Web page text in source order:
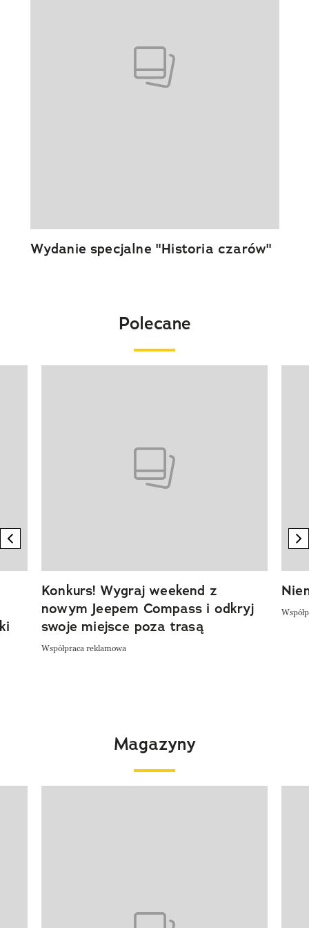
Wydanie specjalne "Historia czarów"
Polecane
previous element
Konkurs! Wygraj weekend z
nowym Jeepem Compass i odkryj
swoje miejsce poza trasą
Współpraca reklamowa
Magazyny